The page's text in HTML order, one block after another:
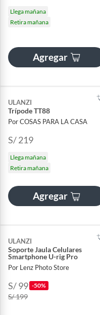
Llega mañana
Retira mañana
Agregar
ULANZI
Trípode TT88
Por COSAS PARA LA CASA
S/ 219
Llega mañana
Retira mañana
Agregar
ULANZI
Soporte Jaula Celulares
Smartphone U-rig Pro
Por Lenz Photo Store
S/ 99 -50%
S/ 199